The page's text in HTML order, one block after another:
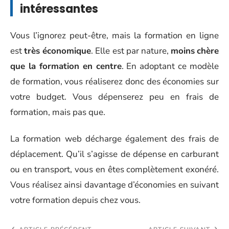
intéressantes
Vous l’ignorez peut-être, mais la formation en ligne
esttrès économique. Elle est par nature, moinschère
que la formation en centre. En adoptant ce modèle
de formation, vous réaliserez donc des économies sur
votre budget. Vous dépenserez peu en frais de
formation, mais pas que.
La formation web décharge également des frais de
déplacement. Qu’il s’agisse de dépense en carburant
ou en transport, vous en êtes complètement exonéré.
Vous réalisez ainsi davantage d’économies en suivant
votre formation depuis chez vous.